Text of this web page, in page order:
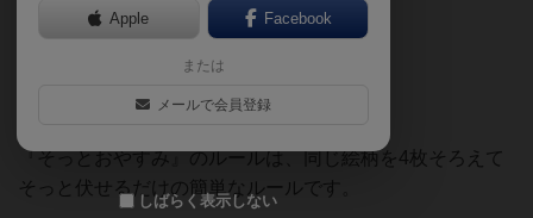
った点】をまとめました。
【おすすめ・魅力・良いポイント】
・ルールがシンプルでわかりやすい
『そっとおやすみ』のルールは、同じ絵柄を4枚そろえて
そっと伏せるだけの簡単なルールです。
Apple Facebook
または
メールで会員登録
しばらく表示しない